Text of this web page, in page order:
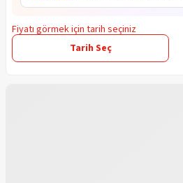
Fiyatı görmek için tarih seçiniz
Tarih Seç